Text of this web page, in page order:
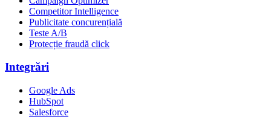
Competitor Intelligence
Publicitate concurențială
Teste A/B
Protecție fraudă click
Integrări
Google Ads
HubSpot
Salesforce